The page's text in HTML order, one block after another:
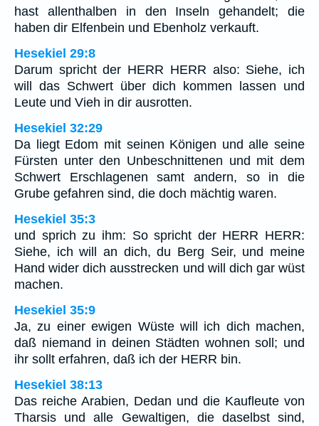
hast allenthalben in den Inseln gehandelt; die
haben dir Elfenbein und Ebenholz verkauft.
Hesekiel 29:8
Darum spricht der HERR HERR also: Siehe, ich
will das Schwert über dich kommen lassen und
Leute und Vieh in dir ausrotten.
Hesekiel 32:29
Da liegt Edom mit seinen Königen und alle seine
Fürsten unter den Unbeschnittenen und mit dem
Schwert Erschlagenen samt andern, so in die
Grube gefahren sind, die doch mächtig waren.
Hesekiel 35:3
und sprich zu ihm: So spricht der HERR HERR:
Siehe, ich will an dich, du Berg Seir, und meine
Hand wider dich ausstrecken und will dich gar wüst
machen.
Hesekiel 35:9
Ja, zu einer ewigen Wüste will ich dich machen,
daß niemand in deinen Städten wohnen soll; und
ihr sollt erfahren, daß ich der HERR bin.
Hesekiel 38:13
Das reiche Arabien, Dedan und die Kaufleute von
Tharsis und alle Gewaltigen, die daselbst sind,